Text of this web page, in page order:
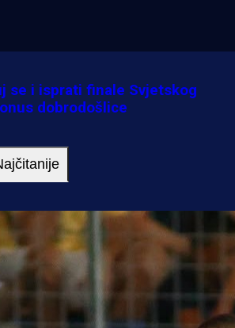
se i isprati finale Svjetskog
dobrodošlice